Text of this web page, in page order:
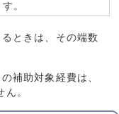
す。
ときは、その端数
補助対象経費は、
。